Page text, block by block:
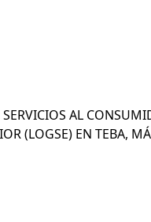
AL
(LOGSE) EN TEBA,